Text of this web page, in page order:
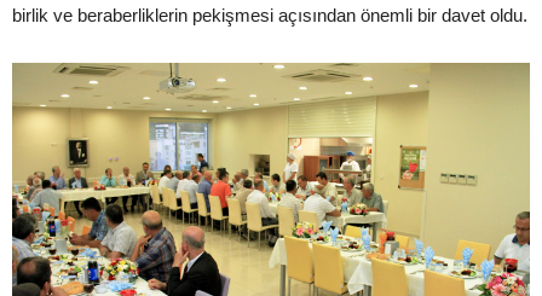
birlik ve beraberliklerin pekişmesi açısından önemli bir davet oldu.